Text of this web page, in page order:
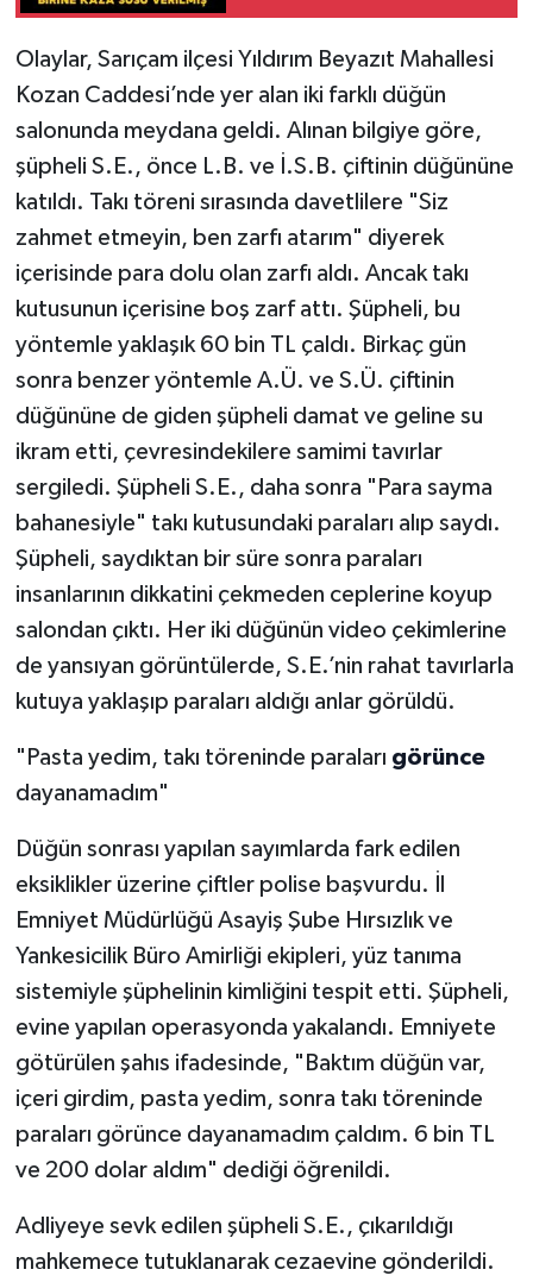
Olaylar, Sarıçam ilçesi Yıldırım Beyazıt Mahallesi
Kozan Caddesi’nde yer alan iki farklı düğün
salonunda meydana geldi. Alınan bilgiye göre,
şüpheli S.E., önce L.B. ve İ.S.B. çiftinin düğününe
katıldı. Takı töreni sırasında davetlilere "Siz
zahmet etmeyin, ben zarfı atarım" diyerek
içerisinde para dolu olan zarfı aldı. Ancak takı
kutusunun içerisine boş zarf attı. Şüpheli, bu
yöntemle yaklaşık 60 bin TL çaldı. Birkaç gün
sonra benzer yöntemle A.Ü. ve S.Ü. çiftinin
düğününe de giden şüpheli damat ve geline su
ikram etti, çevresindekilere samimi tavırlar
sergiledi. Şüpheli S.E., daha sonra "Para sayma
bahanesiyle" takı kutusundaki paraları alıp saydı.
Şüpheli, saydıktan bir süre sonra paraları
insanlarının dikkatini çekmeden ceplerine koyup
salondan çıktı. Her iki düğünün video çekimlerine
de yansıyan görüntülerde, S.E.’nin rahat tavırlarla
kutuya yaklaşıp paraları aldığı anlar görüldü.
"Pasta yedim, takı töreninde paraları görünce
dayanamadım"
Düğün sonrası yapılan sayımlarda fark edilen
eksiklikler üzerine çiftler polise başvurdu. İl
Emniyet Müdürlüğü Asayiş Şube Hırsızlık ve
Yankesicilik Büro Amirliği ekipleri, yüz tanıma
sistemiyle şüphelinin kimliğini tespit etti. Şüpheli,
evine yapılan operasyonda yakalandı. Emniyete
götürülen şahıs ifadesinde, "Baktım düğün var,
içeri girdim, pasta yedim, sonra takı töreninde
paraları görünce dayanamadım çaldım. 6 bin TL
ve 200 dolar aldım" dediği öğrenildi.
Adliyeye sevk edilen şüpheli S.E., çıkarıldığı
mahkemece tutuklanarak cezaevine gönderildi.